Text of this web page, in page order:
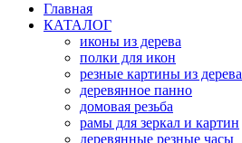
Главная
КАТАЛОГ
иконы из дерева
полки для икон
резные картины из дерева
деревянное панно
домовая резьба
рамы для зеркал и картин
деревянные резные часы